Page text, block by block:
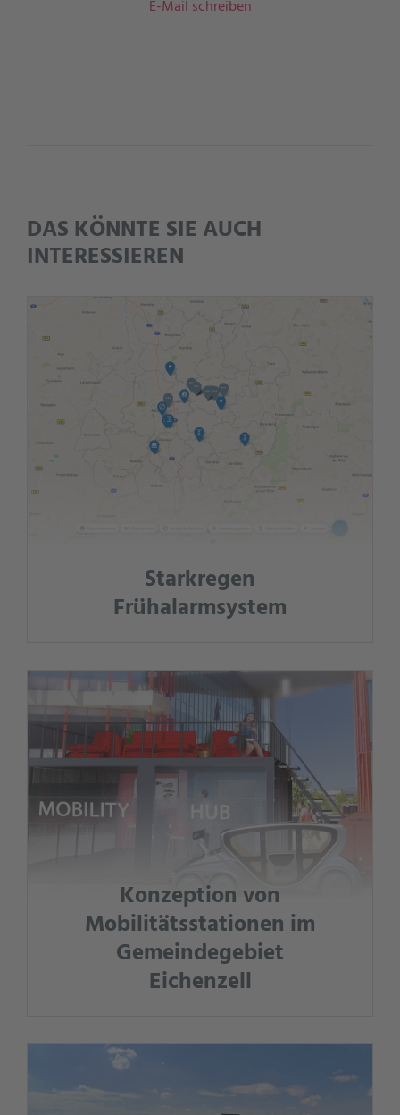
E-Mail schreiben
DAS KÖNNTE SIE AUCH
INTERESSIEREN
Starkregen
Frühalarmsystem
Konzeption von
Mobilitätsstationen im
Gemeindegebiet
Eichenzell